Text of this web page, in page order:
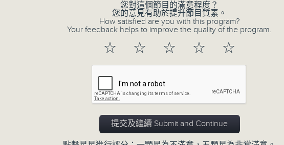
所有集數
恬淡情懷
您對這個節目的滿意程度？
您的意見有助於提升節目質素。
How satisfied are you with this program?
Your feedback helps to improve the quality of the program.
☆ ☆ ☆ ☆ ☆
提交及繼續 Submit and Continue